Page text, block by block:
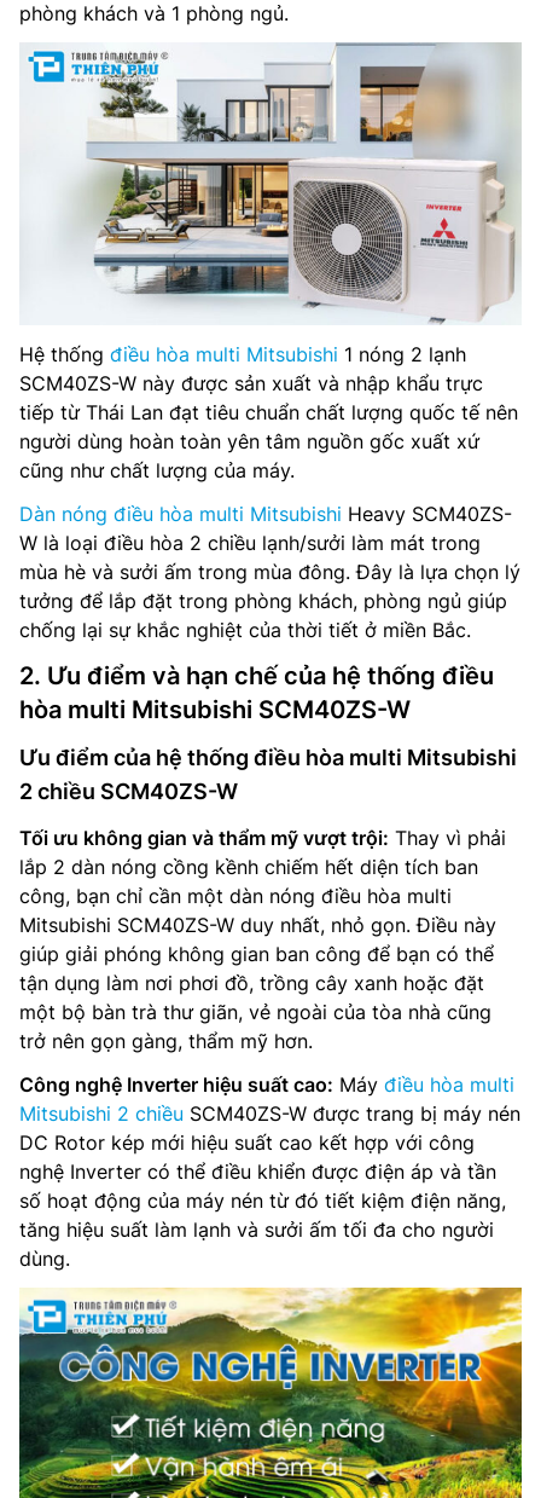
phòng khách và 1 phòng ngủ.
Hệ thống điều hòa multi Mitsubishi 1 nóng 2 lạnh
SCM40ZS-W này được sản xuất và nhập khẩu trực
tiếp từ Thái Lan đạt tiêu chuẩn chất lượng quốc tế nên
người dùng hoàn toàn yên tâm nguồn gốc xuất xứ
cũng như chất lượng của máy.
Dàn nóng điều hòa multi Mitsubishi Heavy SCM40ZS-
W là loại điều hòa 2 chiều lạnh/sưởi làm mát trong
mùa hè và sưởi ấm trong mùa đông. Đây là lựa chọn lý
tưởng để lắp đặt trong phòng khách, phòng ngủ giúp
chống lại sự khắc nghiệt của thời tiết ở miền Bắc.
2. Ưu điểm và hạn chế của hệ thống điều
hòa multi Mitsubishi SCM40ZS-W
Ưu điểm của hệ thống điều hòa multi Mitsubishi
2 chiều SCM40ZS-W
Tối ưu không gian và thẩm mỹ vượt trội: Thay vì phải
lắp 2 dàn nóng cồng kềnh chiếm hết diện tích ban
công, bạn chỉ cần một dàn nóng điều hòa multi
Mitsubishi SCM40ZS-W duy nhất, nhỏ gọn. Điều này
giúp giải phóng không gian ban công để bạn có thể
tận dụng làm nơi phơi đồ, trồng cây xanh hoặc đặt
một bộ bàn trà thư giãn, vẻ ngoài của tòa nhà cũng
trở nên gọn gàng, thẩm mỹ hơn.
Công nghệ Inverter hiệu suất cao: Máy điều hòa multi
Mitsubishi 2 chiều SCM40ZS-W được trang bị máy nén
DC Rotor kép mới hiệu suất cao kết hợp với công
nghệ Inverter có thể điều khiển được điện áp và tần
số hoạt động của máy nén từ đó tiết kiệm điện năng,
tăng hiệu suất làm lạnh và sưởi ấm tối đa cho người
dùng.